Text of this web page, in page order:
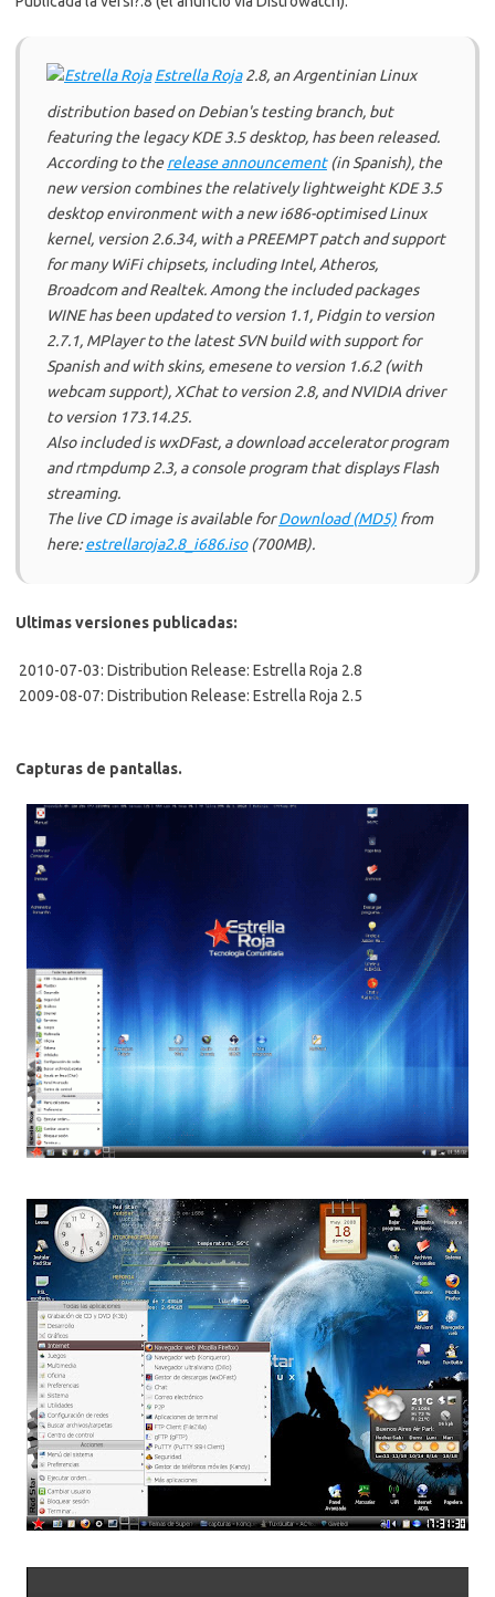
Estrella Roja2.8, an Argentinian Linux
distribution based on Debian's testing branch, but
featuring the legacy KDE 3.5 desktop, has been released.
According to therelease announcement(in Spanish), the
new version combines the relatively lightweight KDE 3.5
desktop environment with a new i686-optimised Linux
kernel, version 2.6.34, with a PREEMPT patch and support
for many WiFi chipsets, including Intel, Atheros,
Broadcom and Realtek. Among the included packages
WINE has been updated to version 1.1, Pidgin to version
2.7.1, MPlayer to the latest SVN build with support for
Spanish and with skins, emesene to version 1.6.2 (with
webcam support), XChat to version 2.8, and NVIDIA driver
to version 173.14.25.
Also included is wxDFast, a download accelerator program
and rtmpdump 2.3, a console program that displays Flash
streaming.
The live CD image is available forDownload (MD5) from
here:estrellaroja2.8_i686.iso(700MB).
Ultimas versiones publicadas:
 2010-07-03: Distribution Release: Estrella Roja 2.8
 2009-08-07: Distribution Release: Estrella Roja 2.5
Capturas de pantallas.